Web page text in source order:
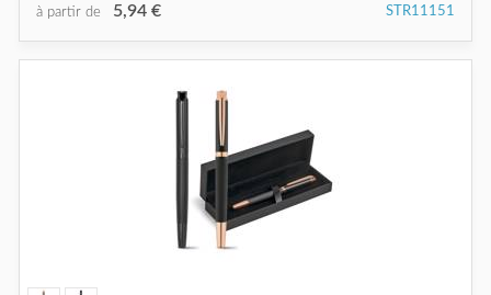
à partir de 5,94 € STR11151